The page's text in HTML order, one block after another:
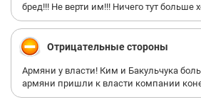
бред!!! Не верти им!!! Ничего тут больше
Отрицательные стороны
Армяни у власти! Ким и Бакульчука
армяни пришли к власти компании